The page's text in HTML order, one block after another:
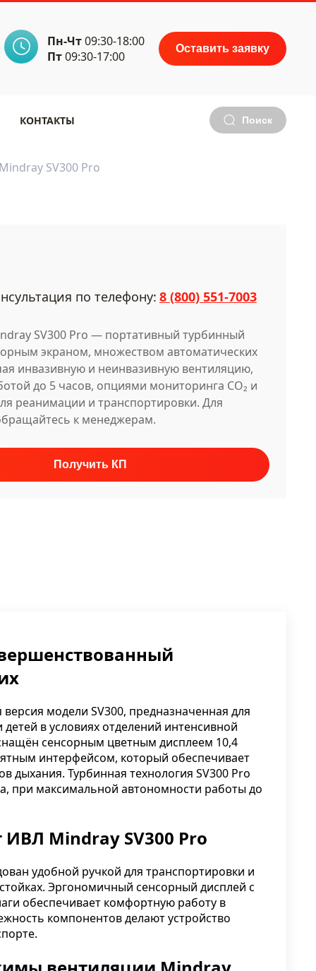
Пн-Чт09:30-18:00
Пт09:30-17:00
Оставить заявку
КОНТАКТЫ Поиск
SV300 Pro
по телефону: 8 (800) 551-7003
SV300 Pro — портативный турбинный
экраном, множеством автоматических
инвазивную и неинвазивную вентиляцию,
до 5 часов, опциями мониторинга CO₂ и
реанимации и транспортировки. Для
к менеджерам.
модели SV300, предназначенная для
в условиях отделений интенсивной
сенсорным цветным дисплеем 10,4
интерфейсом, который обеспечивает
дыхания. Турбинная технология SV300 Pro
при максимальной автономности работы до
Mindray SV300 Pro
удобной ручкой для транспортировки и
Эргономичный сенсорный дисплей с
обеспечивает комфортную работу в
компонентов делают устройство